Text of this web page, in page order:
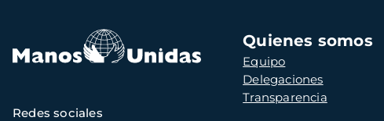
Navegación
principal
Quienes somos
Equipo
Delegaciones
Transparencia
Redes sociales